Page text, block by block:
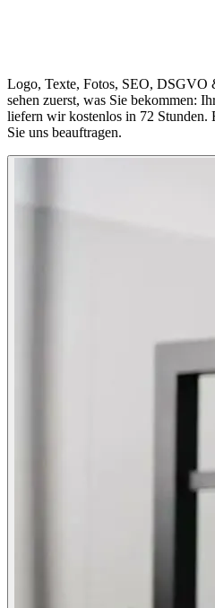
Logo, Texte, Fotos, SEO,
sehen zuerst, was Sie bekommen:
liefern wir kostenlos in 72 Stunden.
Sie uns beauftragen.